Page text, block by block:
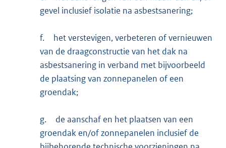
gevel inclusief isolatie na asbestsanering;
f.
het verstevigen, verbeteren of vernieuwen
van de draagconstructie van het dak na
asbestsanering in verband met bijvoorbeeld
de plaatsing van zonnepanelen of een
groendak;
g.
de aanschaf en het plaatsen van een
groendak en/of zonnepanelen inclusief de